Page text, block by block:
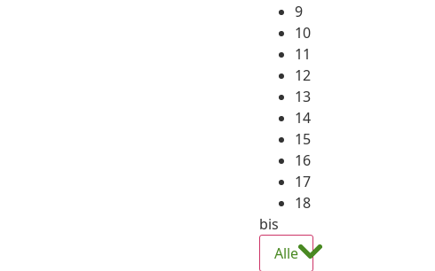
9
10
11
12
13
14
15
16
17
18
bis
Alle